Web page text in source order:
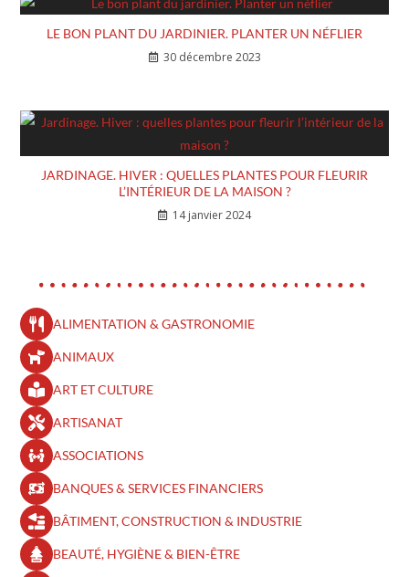
LE BON PLANT DU JARDINIER. PLANTER UN NÉFLIER
30 décembre 2023
JARDINAGE. HIVER : QUELLES PLANTES POUR FLEURIR
L’INTÉRIEUR DE LA MAISON ?
14 janvier 2024
ALIMENTATION & GASTRONOMIE
ANIMAUX
ART ET CULTURE
ARTISANAT
ASSOCIATIONS
BANQUES & SERVICES FINANCIERS
BÂTIMENT, CONSTRUCTION & INDUSTRIE
BEAUTÉ, HYGIÈNE & BIEN-ÊTRE​